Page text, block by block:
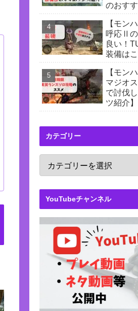
のおす
用】
【モン
呼応Ⅱの
良い！
装備は
【モン
マジオ
で討伐
ツ紹介】
カテゴリー
YouTubeチャンネル